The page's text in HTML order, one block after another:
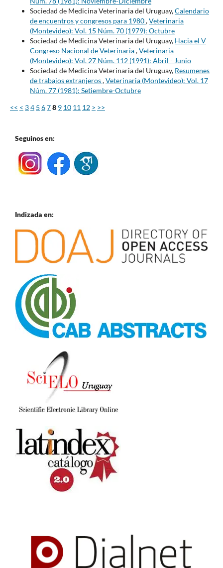
Sociedad de Medicina Veterinaria del Uruguay,Calendario
de encuentros y congresos para 1980,Veterinaria
(Montevideo): Vol. 15 Núm. 70 (1979): Octubre
Sociedad de Medicina Veterinaria del Uruguay, Hacia el V
Congreso Nacional de Veterinaria,Veterinaria
(Montevideo): Vol. 27 Núm. 112 (1991): Abril - Junio
Sociedad de Medicina Veterinaria del Uruguay, Resumenes
de trabajos extranjeros,Veterinaria (Montevideo): Vol. 17
Núm. 77 (1981): Setiembre-Octubre
<< < 34 5 678 9 10 11 12 > >>
Seguinos en:
Indizada en: